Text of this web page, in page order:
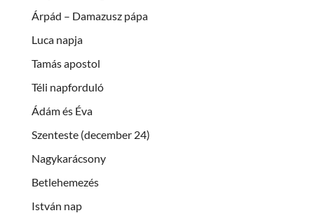
Árpád – Damazusz pápa
Luca napja
Tamás apostol
Téli napforduló
Ádám és Éva
Szenteste (december 24)
Nagykarácsony
Betlehemezés
István nap